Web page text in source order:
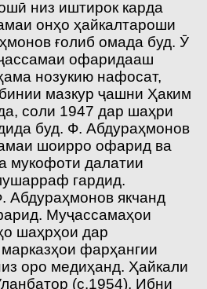
низ иштирок карда
онҳо ҳайкалтароши
ғолиб омада буд. Ӯ
офаридааш
нозукию нафосат,
мазкур ҷашни Ҳаким
соли 1947 дар шаҳри
буд. Ф. Абдураҳмонов
шоирро офарид ва
мукофоти далатии
гардид.
Абдураҳмонов якчанд
Муҷассамаҳои
шаҳрҳои дар
фарҳангии
оро медиҳанд. Ҳайкали
(с.1954), Ибни